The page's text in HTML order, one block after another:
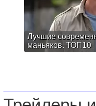
Лучшие
маньяков. ТОП10